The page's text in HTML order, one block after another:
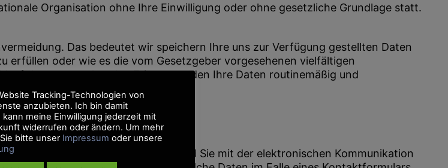
Organisation ohne Ihre Einwilligung oder ohne gesetzliche Grundlage statt.
Das bedeutet wir speichern Ihre uns zur Verfügung gestellten Daten
oder wie es die vom Gesetzgeber vorgesehenen vielfältigen
der entsprechenden Fristen werden Ihre Daten routinemäßig und
sicherzustellen.
etc. mit uns in Verbindung, so sind Sie mit der elektronischen Kommunikation
Tracking-Technologien von
anzubieten. Ich bin damit
meine Einwilligung jederzeit mit
widerrufen oder ändern. Um mehr
bitte unser Impressum oder unsere